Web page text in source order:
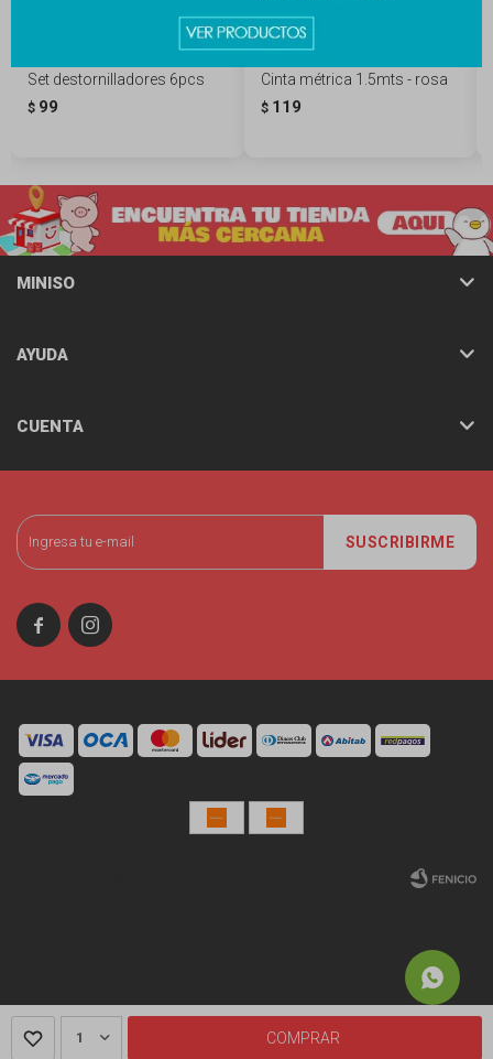
1 COMPRAR
Set destornilladores 6pcs
$ 99
Cinta métrica 1.5mts - rosa
$ 119
SUSCRIBIRME
 
MINISO
AYUDA
CUENTA